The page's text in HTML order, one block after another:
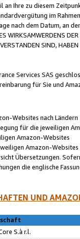
an Ihre zu diesem
im
nach dem Datum, an
WIRKSAMWERDENS
SIND,
Services SAS
für Sie und
Websites nach Ländern
für die jeweiligen
Amazon-Websites
Amazon-Websites
Übersetzungen.
die englische
UND
S.à r.l.